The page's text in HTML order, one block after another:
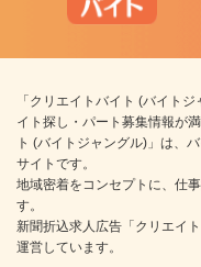
「クリエイトバイト (バイト
イト探し・パート募集情報が
ト (バイトジャングル)」は、
サイトです。
地域密着をコンセプトに、仕
す。
新聞折込求人広告「クリエイ
運営しています。